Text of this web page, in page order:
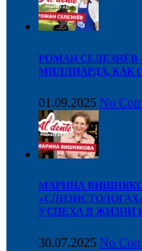
РОМАН СЕЛЕЗНЁВ
МИЛЛИАРДА, КАК
01.09.2025 No
МАРИНА
УСПЕХА В ЖИЗНИ
30.07.2025 No